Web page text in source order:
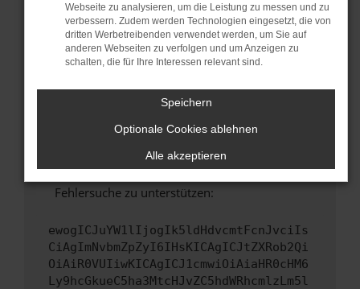
sind.
Veraltete Software birgt nicht nur ein
Sicherheitsrisiko, sondern kann auch dazu
führen, dass bestimmte Funktionen nicht mehr
Wende dich an den Webseitenbetreiber.
Wenn du alle oben genannten Schritte versucht
hast, kontaktiere uns bitte. Wir werden
versuchen, das Problem zu beheben. Du kannst
uns diesen Text schicken, um uns bei der
Fehlersuche zu unterstützen:
ewogICJuYW1lIjogIk5ldHdvcmtFcnJvciIs
CiAgImNvbmZpZyI6IHsKICAgICJtZXRob2Qi
OiAiR0VUIiwKICAgICJ1cmwiOiAiaHR0cHM6
Ly9hcGkueC5ha3MtcHJvZC5hdWRhcmlzLm5l
Webseite zu analysieren, um die Leistung zu messen und zu
verbessern. Zudem werden Technologien eingesetzt, die von
dritten Werbetreibenden verwendet werden, um Sie auf
anderen Webseiten zu verfolgen und um Anzeigen zu
schalten, die für Ihre Interessen relevant sind.
Speichern
Optionale Cookies ablehnen
Alle akzeptieren